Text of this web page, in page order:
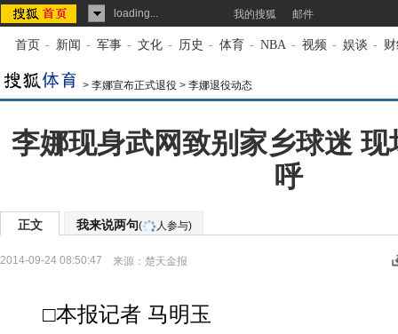
loading... 我的搜狐 邮件
首页 - 新闻 - 军事 - 文化 - 历史 - 体育 - NBA - 视频 - 娱谈 -
> 李娜宣布正式退役 > 李娜退役动态
李娜现身武网致别家乡球迷
呼
正文 我来说两句( 人参与)
2014-09-24 08:50:47 来源： 楚天金报
□本报记者 马明玉